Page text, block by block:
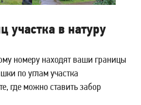
участка в натуру
номеру находят ваши границы
по углам участка
где можно ставить забор